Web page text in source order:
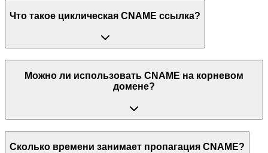
Что такое циклическая CNAME ссылка?
Можно ли использовать CNAME на корневом
домене?
Сколько времени занимает пропагация CNAME?